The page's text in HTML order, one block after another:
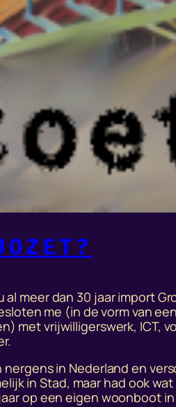
al meer dan 30 jaar import
me (in de vorm van
met vrijwilligerswerk, ICT,
in Nederland en
in Stad, maar had ook
op een eigen woonboot